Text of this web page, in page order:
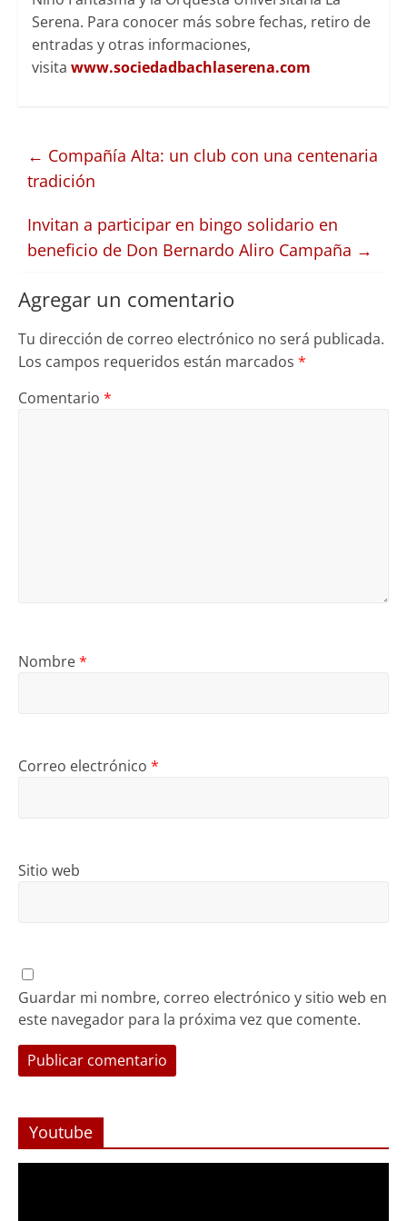
Serena. Para conocer más sobre fechas, retiro de
entradas y otras informaciones,
visita www.sociedadbachlaserena.com
← Compañía Alta: un club con una centenaria
tradición
Invitan a participar en bingo solidario en
beneficio de Don Bernardo Aliro Campaña →
Agregar un comentario
Tu dirección de correo electrónico no será publicada.
Los campos requeridos están marcados *
Comentario *
Nombre*
Correo electrónico *
Sitio web
Guardar mi nombre, correo electrónico y sitio web en
este navegador para la próxima vez que comente.
Youtube